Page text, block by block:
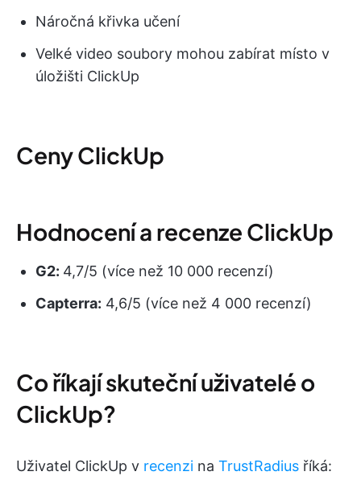
Náročná křivka učení
Velké video soubory mohou zabírat místo v
úložišti ClickUp
Ceny ClickUp
Hodnocení a recenze ClickUp
G2: 4,7/5 (více než 10 000 recenzí)
Capterra: 4,6/5 (více než 4 000 recenzí)
Co říkají skuteční uživatelé o
ClickUp?
Uživatel ClickUp v recenzi na TrustRadius říká: